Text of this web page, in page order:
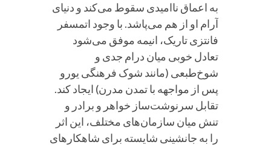
به اعماق ناامیدی سقوط می‌کند و دنیای
آرام او از هم می‌پاشد. با وجود اتمسفر
فانتزی تاریک، انیمه موفق می‌شود
تعادل خوبی میان درام جدی و
شوخ‌طبعی (مانند شوک فرهنگی یورو
پس از مواجهه با تمدن مدرن) ایجاد کند.
تقابل سرنوشت‌ساز خواهر و برادر و
تنش میان سازمان‌های مختلف، این اثر
را به جانشینی شایسته برای شاهکارهای